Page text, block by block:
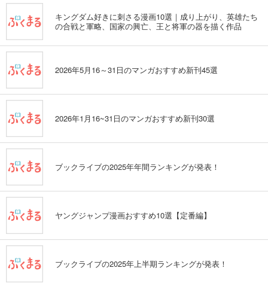
キングダム好きに刺さる漫画10選｜成り上がり、英雄たち
の合戦と軍略、国家の興亡、王と将軍の器を描く作品
2026年5月16～31日のマンガおすすめ新刊45選
2026年1月16~31日のマンガおすすめ新刊30選
ブックライブの2025年年間ランキングが発表！
ヤングジャンプ漫画おすすめ10選【定番編】
ブックライブの2025年上半期ランキングが発表！